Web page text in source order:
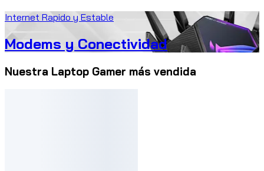
Internet Rapido y Estable
Modems y Conectividad
Nuestra Laptop Gamer más vendida